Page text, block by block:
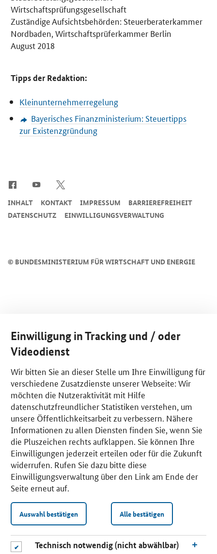
Wirtschaftsprüfungsgesellschaft
Zuständige Aufsichtsbehörden: Steuerberaterkammer
Nordbaden, Wirtschaftsprüferkammer Berlin
August 2018
Tipps der Redaktion:
Kleinunternehmerregelung
Bayerisches Finanzministerium: Steuertipps
zur Existenzgründung
© BUNDESMINISTERIUM FÜR WIRTSCHAFT UND ENERGIE
INHALT KONTAKT IMPRESSUM
BARRIEREFREIHEIT
DATENSCHUTZ
EINWILLIGUNGSVERWALTUNG
Einwilligung in Tracking und / oder
Videodienst
Wir bitten Sie an dieser Stelle um Ihre Einwilligung für
verschiedene Zusatzdienste unserer Webseite: Wir
möchten die Nutzeraktivität mit Hilfe
datenschutzfreundlicher Statistiken verstehen, um
unsere Öffentlichkeitsarbeit zu verbessern. Nähere
Informationen zu allen Diensten finden Sie, wenn Sie
die Pluszeichen rechts aufklappen. Sie können Ihre
Einwilligungen jederzeit erteilen oder für die Zukunft
widerrufen. Rufen Sie dazu bitte diese
Einwilligungsverwaltung über den Link am Ende der
Seite erneut auf.
Auswahl bestätigen Alle bestätigen
Technisch notwendig (nicht abwählbar)